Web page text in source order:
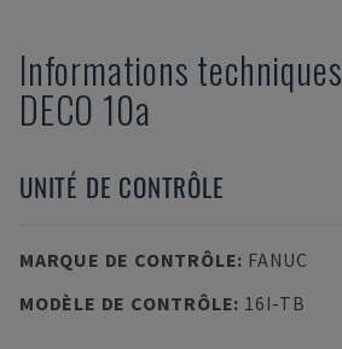
Informations techniques
DECO 10a
UNITÉ DE CONTRÔLE
MARQUE DE CONTRÔLE: FANUC
MODÈLE DE CONTRÔLE: 16I-TB